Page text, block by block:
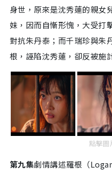
身世，原來是沈秀蓮的親女
妹，因而自慚形愧，大受打
對抗朱丹泰；而千瑞珍與朱
根，誣陷沈秀蓮，卻反被
點擊圖
第九集劇情講述羅根（